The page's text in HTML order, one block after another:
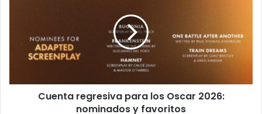
nominados
favoritos
Cuenta regresiva para los Oscar 2026:
nominados y favoritos